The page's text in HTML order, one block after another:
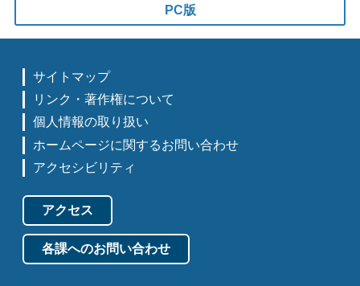
PC版
サイトマップ
リンク・著作権について
個人情報の取り扱い
ホームページに関するお問い合わせ
アクセシビリティ
アクセス
各課へのお問い合わせ